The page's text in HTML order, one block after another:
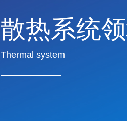
散热系统
Thermal system